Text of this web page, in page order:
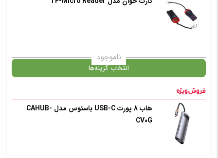
✧ چت با پشتیبان واتس آپ
✧ چت با پشتیبان واتس آپ
ناموجود
انتخاب گزینه‌ها
در حال حاضر این محصول در انبار موجود نیست و در دسترس نمی باشد.
✧ چت با پشتیبان واتس آپ
هاب 8 پورت USB-C باسئوس مدل CAHUB-
CV0G